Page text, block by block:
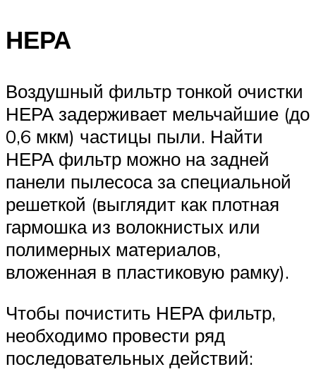
НЕРА
Воздушный фильтр тонкой очистки
НЕРА задерживает мельчайшие (до
0,6 мкм) частицы пыли. Найти
НЕРА фильтр можно на задней
панели пылесоса за специальной
решеткой (выглядит как плотная
гармошка из волокнистых или
полимерных материалов,
вложенная в пластиковую рамку).
Чтобы почистить НЕРА фильтр,
необходимо провести ряд
последовательных действий: